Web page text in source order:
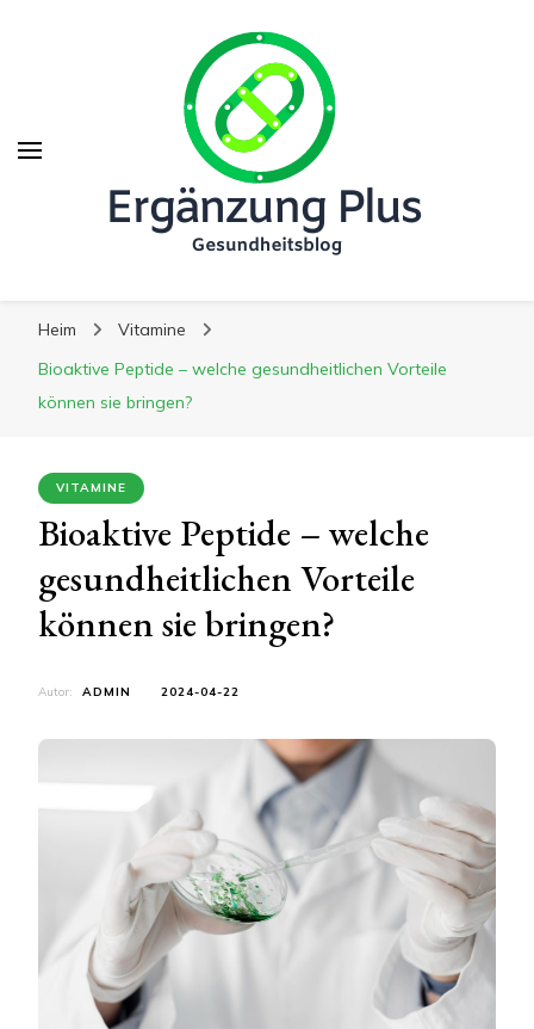
Ergänzung Plus
Heim
Vitamine
Bioaktive Peptide – welche gesundheitlichen Vorteile
können sie bringen?
VITAMINE
Bioaktive Peptide – welche
gesundheitlichen Vorteile
können sie bringen?
Autor: ADMIN 2024-04-22